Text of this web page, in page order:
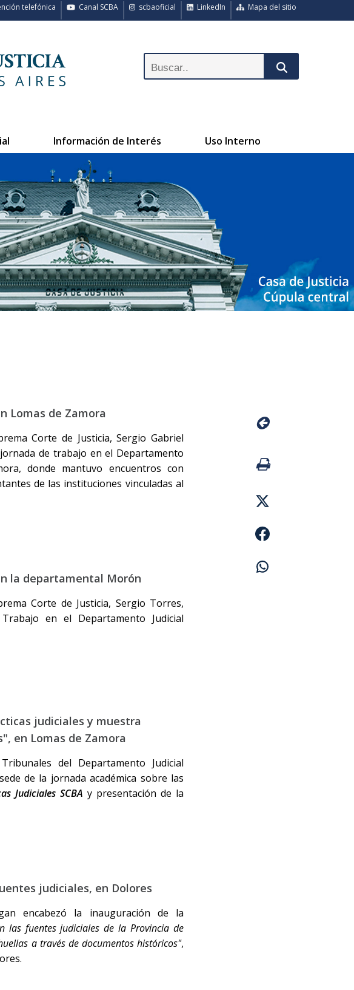
Mapa del sitio
LinkedIn
scbaoficial
Canal SCBA
telefónica
Información de Interés Uso Interno
Lomas de Zamora
Corte de Justicia, Sergio Gabriel
de trabajo en el Departamento
donde mantuvo encuentros con
de las instituciones vinculadas al
la departamental Morón
Corte de Justicia, Sergio Torres,
en el Departamento Judicial
judiciales y muestra
en Lomas de Zamora
del Departamento Judicial
de la jornada académica sobre las
Judiciales SCBA y presentación de la
judiciales, en Dolores
encabezó la inauguración de la
las fuentes judiciales de la Provincia de
a través de documentos históricos",